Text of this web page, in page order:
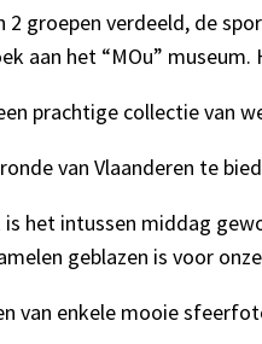
2 groepen verdeeld, de
aan het “MOu”
prachtige collectie van
van Vlaanderen te
het intussen middag
geblazen is voor
van enkele mooie